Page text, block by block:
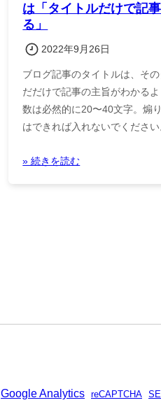
は「タイトルだけで記
る」
2022年9月26日
ブログ記事のタイトルは、そ
だだけで記事の主旨がわかる
数は必然的に20〜40文字。煽
はできれば入れないでください
» 続きを読む
Google Analytics reCAPTCHA